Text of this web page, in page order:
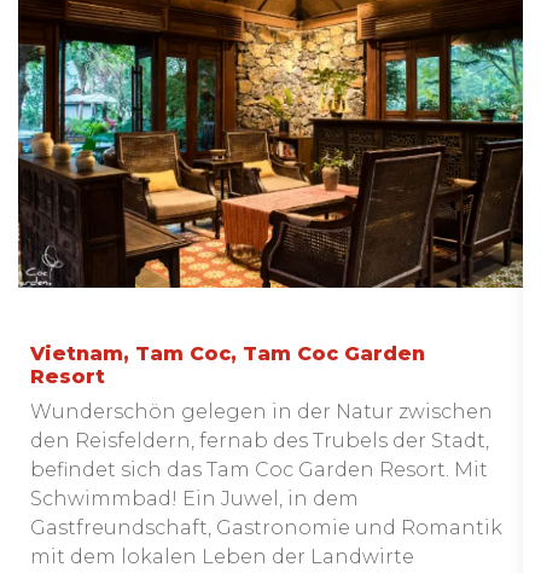
Vietnam, Tam Coc, Tam Coc Garden
Resort
Wunderschön gelegen in der Natur zwischen
den Reisfeldern, fernab des Trubels der Stadt,
befindet sich das Tam Coc Garden Resort. Mit
Schwimmbad! Ein Juwel, in dem
Gastfreundschaft, Gastronomie und Romantik
mit dem lokalen Leben der Landwirte